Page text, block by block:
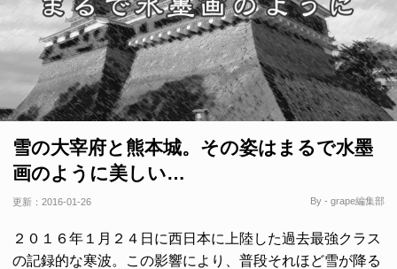
雪の大宰府と熊本城。その姿はまるで水墨
画のように美しい…
更新： 2016-01-26 By - grape編集部
２０１６年１月２４日に西日本に上陸した過去最強クラス
の記録的な寒波。この影響により、普段それほど雪が降る